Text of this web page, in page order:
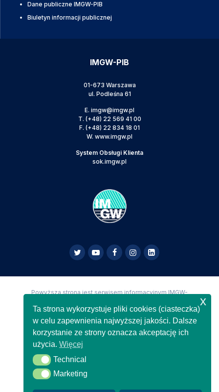
Dane publiczne IMGW-PIB
Biuletyn informacji publicznej
IMGW-PIB
01-673 Warszawa
ul. Podleśna 61
E. imgw@imgw.pl
T. (+48) 22 569 41 00
F. (+48) 22 834 18 01
W. www.imgw.pl
System Obsługi Klienta
sok.imgw.pl
Powyższa strona jest serwisem informacyjnym IMGW-
Copyright IMGW-PIB Wszelkie prawa zastrzeżone
Ta strona wykorzystuje pliki cookies (ciasteczka)
w celu zapewnienia najwyższej jakości. Dalsze
korzystanie ze strony oznacza akceptację ich
użycia.Więcej
Technical
Technical
Marketing
Marketing
x